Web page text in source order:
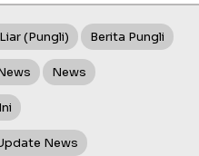
(pungli) Berita Pungli
News
News